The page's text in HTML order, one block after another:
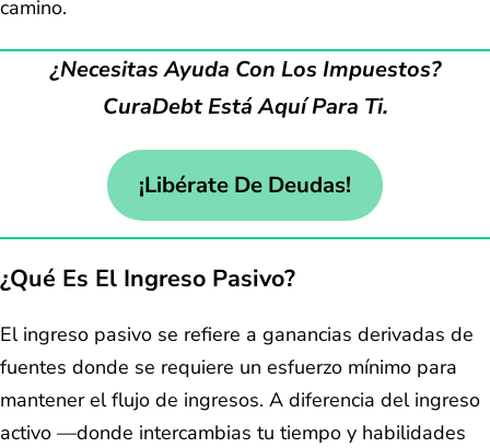
camino.
¿Necesitas Ayuda Con Los Impuestos?
CuraDebt Está Aquí Para Ti.
¡Libérate De Deudas!
¿Qué Es El Ingreso Pasivo?
El ingreso pasivo se refiere a ganancias derivadas de
fuentes donde se requiere un esfuerzo mínimo para
mantener el flujo de ingresos. A diferencia del ingreso
activo —donde intercambias tu tiempo y habilidades